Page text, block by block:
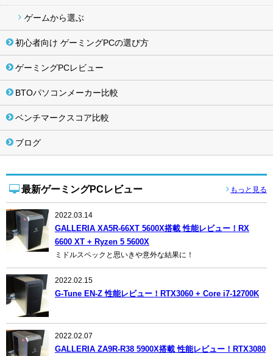
ゲームから選ぶ
初心者向け ゲーミングPCの選び方
ゲーミングPCレビュー
BTOパソコンメーカー比較
ベンチマークスコア比較
ブログ
最新ゲーミングPCレビュー もっと見る
2022.03.14
GALLERIA XA5R-66XT 5600X搭載 性能レビュー！RX
6600 XT + Ryzen 5 5600X
ミドルスペックと思いきや意外な結果に！
2022.02.15
G-Tune EN-Z 性能レビュー！RTX3060 + Core i7-12700K
2022.02.07
GALLERIA ZA9R-R38 5900X搭載 性能レビュー！RTX3080